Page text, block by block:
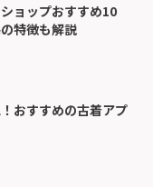
ョップおすすめ10
特徴も解説
おすすめの古着アプ